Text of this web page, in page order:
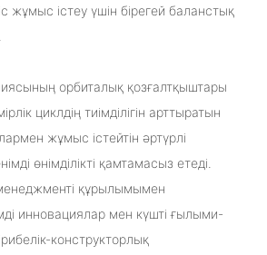
жұмыс істеу үшін бірегей баланстық
орбиталық қозғалтқыштары
циклдің тиімділігін арттыратын
жұмыс істейтін әртүрлі
өнімділікті қамтамасыз етеді.
құрылымымен
инновациялар мен күшті ғылыми-
конструкторлық